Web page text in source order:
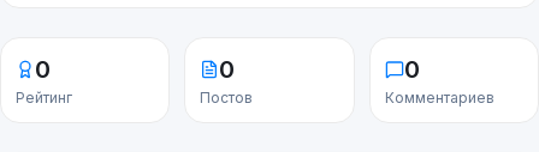
0
Рейтинг
0
Постов
0
Комментариев